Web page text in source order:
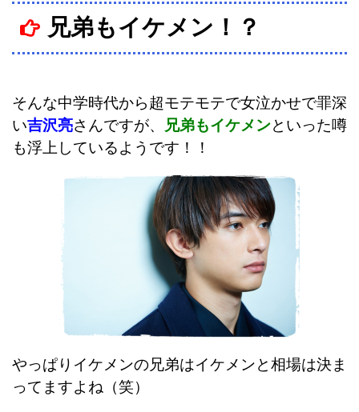
兄弟もイケメン！？
そんな中学時代から超モテモテで女泣かせで罪深
い吉沢亮さんですが、 兄弟もイケメンといった噂
も浮上しているようです！！
やっぱりイケメンの兄弟はイケメンと相場は決ま
ってますよね（笑）